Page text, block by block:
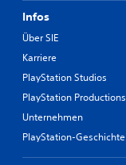
Infos
Über SIE
Karriere
PlayStation Studios
PlayStation Productions
Unternehmen
PlayStation-Geschichte